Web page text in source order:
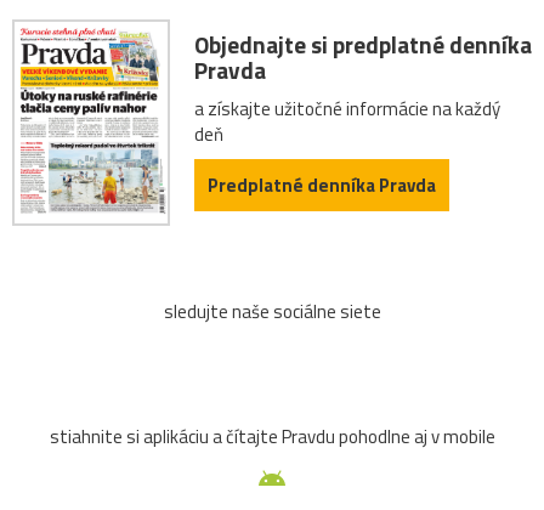
Objednajte si predplatné denníka
Pravda
a získajte užitočné informácie na každý
deň
Predplatné denníka Pravda
sledujte naše sociálne siete
stiahnite si aplikáciu a čítajte Pravdu pohodlne aj v mobile